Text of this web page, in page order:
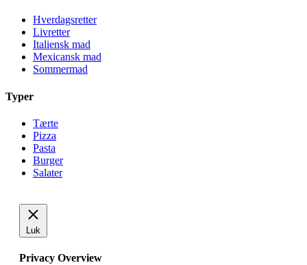
Hverdagsretter
Livretter
Italiensk mad
Mexicansk mad
Sommermad
Typer
Tærte
Pizza
Pasta
Burger
Salater
Luk
Privacy Overview